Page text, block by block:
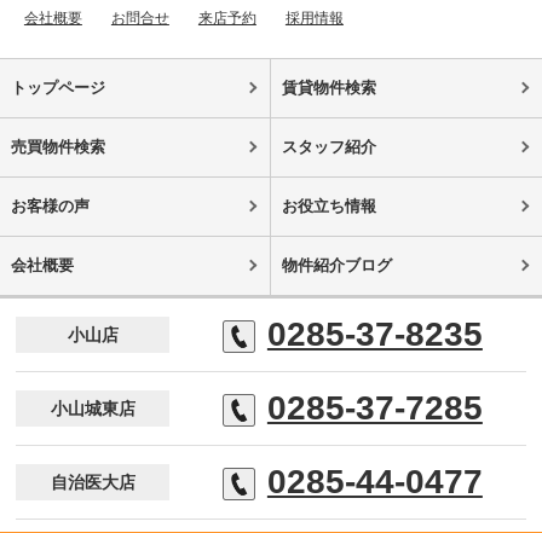
会社概要
お問合せ 来店予約 採用情報
トップページ 賃貸物件検索
売買物件検索 スタッフ紹介
お客様の声 お役立ち情報
会社概要 物件紹介ブログ
小山店 0285-37-8235
小山城東店 0285-37-7285
自治医大店 0285-44-0477